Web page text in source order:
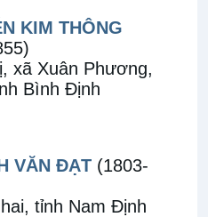
KIM THÔNG
xã Xuân Phương,
Bình Định
VĂN ĐẠT (1803-
tỉnh Nam Định